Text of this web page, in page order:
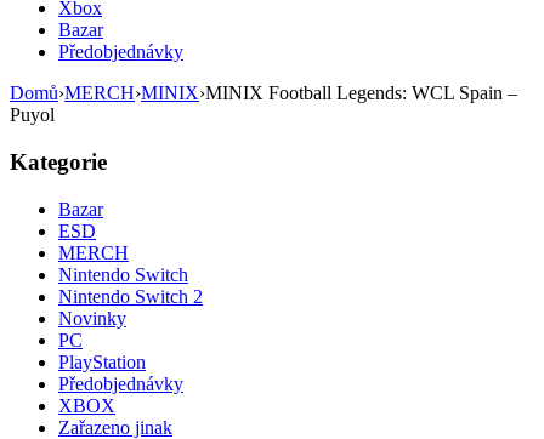
Xbox
Bazar
Předobjednávky
Domů›MERCH›MINIX›MINIX Football Legends: WCL Spain –
Puyol
Kategorie
Bazar
ESD
MERCH
Nintendo Switch
Nintendo Switch 2
Novinky
PC
PlayStation
Předobjednávky
XBOX
Zařazeno jinak